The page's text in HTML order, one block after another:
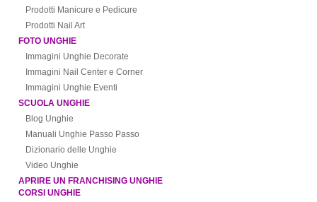
Prodotti Manicure e Pedicure
Prodotti Nail Art
FOTO UNGHIE
Immagini Unghie Decorate
Immagini Nail Center e Corner
Immagini Unghie Eventi
SCUOLA UNGHIE
Blog Unghie
Manuali Unghie Passo Passo
Dizionario delle Unghie
Video Unghie
APRIRE UN FRANCHISING UNGHIE
CORSI UNGHIE